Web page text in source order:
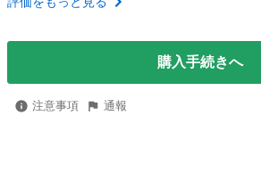
購入手続きへ
注意事項 通報